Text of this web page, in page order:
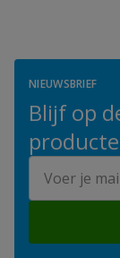
NIEUWSBRIEF
Blijf op